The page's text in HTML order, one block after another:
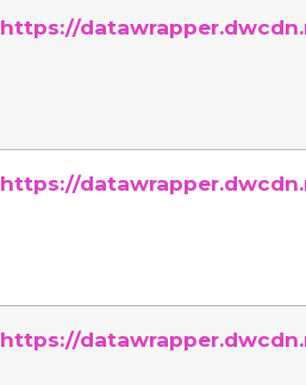
https://
https://
https://